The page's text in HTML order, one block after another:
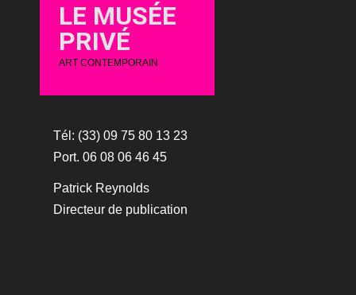
LE MUSÉE
PRIVÉ
ART CONTEMPORAIN
Tél: (33) 09 75 80 13 23
Port. 06 08 06 46 45
Patrick Reynolds
Directeur de publication